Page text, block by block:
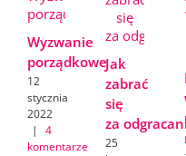
Wyzwanie
porządkowe
12
stycznia
2022
|
4
komentarze
Jak
zabrać
się
za
25